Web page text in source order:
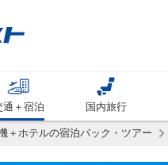
通＋宿泊 国内旅行
＋ホテルの宿泊パック・ツアー